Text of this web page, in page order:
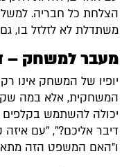
הצלחת כל חבריה.
משתדלת לא לזלזל בו,
מעבר למשחק –
יופיו של המשחק אינו
המשחקית, אלא במה
יכולה להשתמש בקלפים
דיבר אליכם?", "עם
ו"האם המשפט הזה